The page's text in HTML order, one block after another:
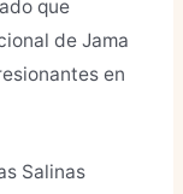
que
de Jama
en
Salinas